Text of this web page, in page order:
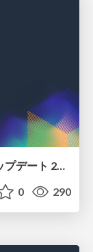
AWS Media Services 最新サービスアップデート 2023
0 290